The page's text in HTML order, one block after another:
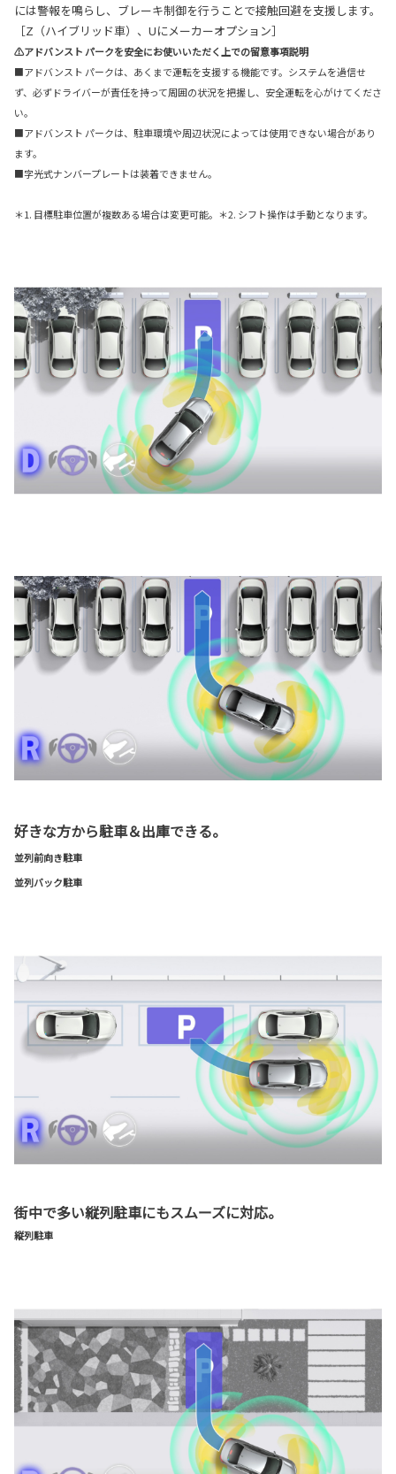
には警報を鳴らし、ブレーキ制御を行うことで接触回避を支援します。
［Z（ハイブリッド車）、Uにメーカーオプション］
⚠アドバンスト パークを安全にお使いいただく上での留意事項説明
■アドバンスト パークは、あくまで運転を支援する機能です。システムを過信せ
ず、必ずドライバーが責任を持って周囲の状況を把握し、安全運転を心がけてくださ
い。
■アドバンスト パークは、駐車環境や周辺状況によっては使用できない場合があり
ます。
■字光式ナンバープレートは装着できません。
＊1. 目標駐車位置が複数ある場合は変更可能。＊2. シフト操作は手動となります。
好きな方から駐車＆出庫できる。
並列前向き駐車
並列バック駐車
街中で多い縦列駐車にもスムーズに対応。
縦列駐車